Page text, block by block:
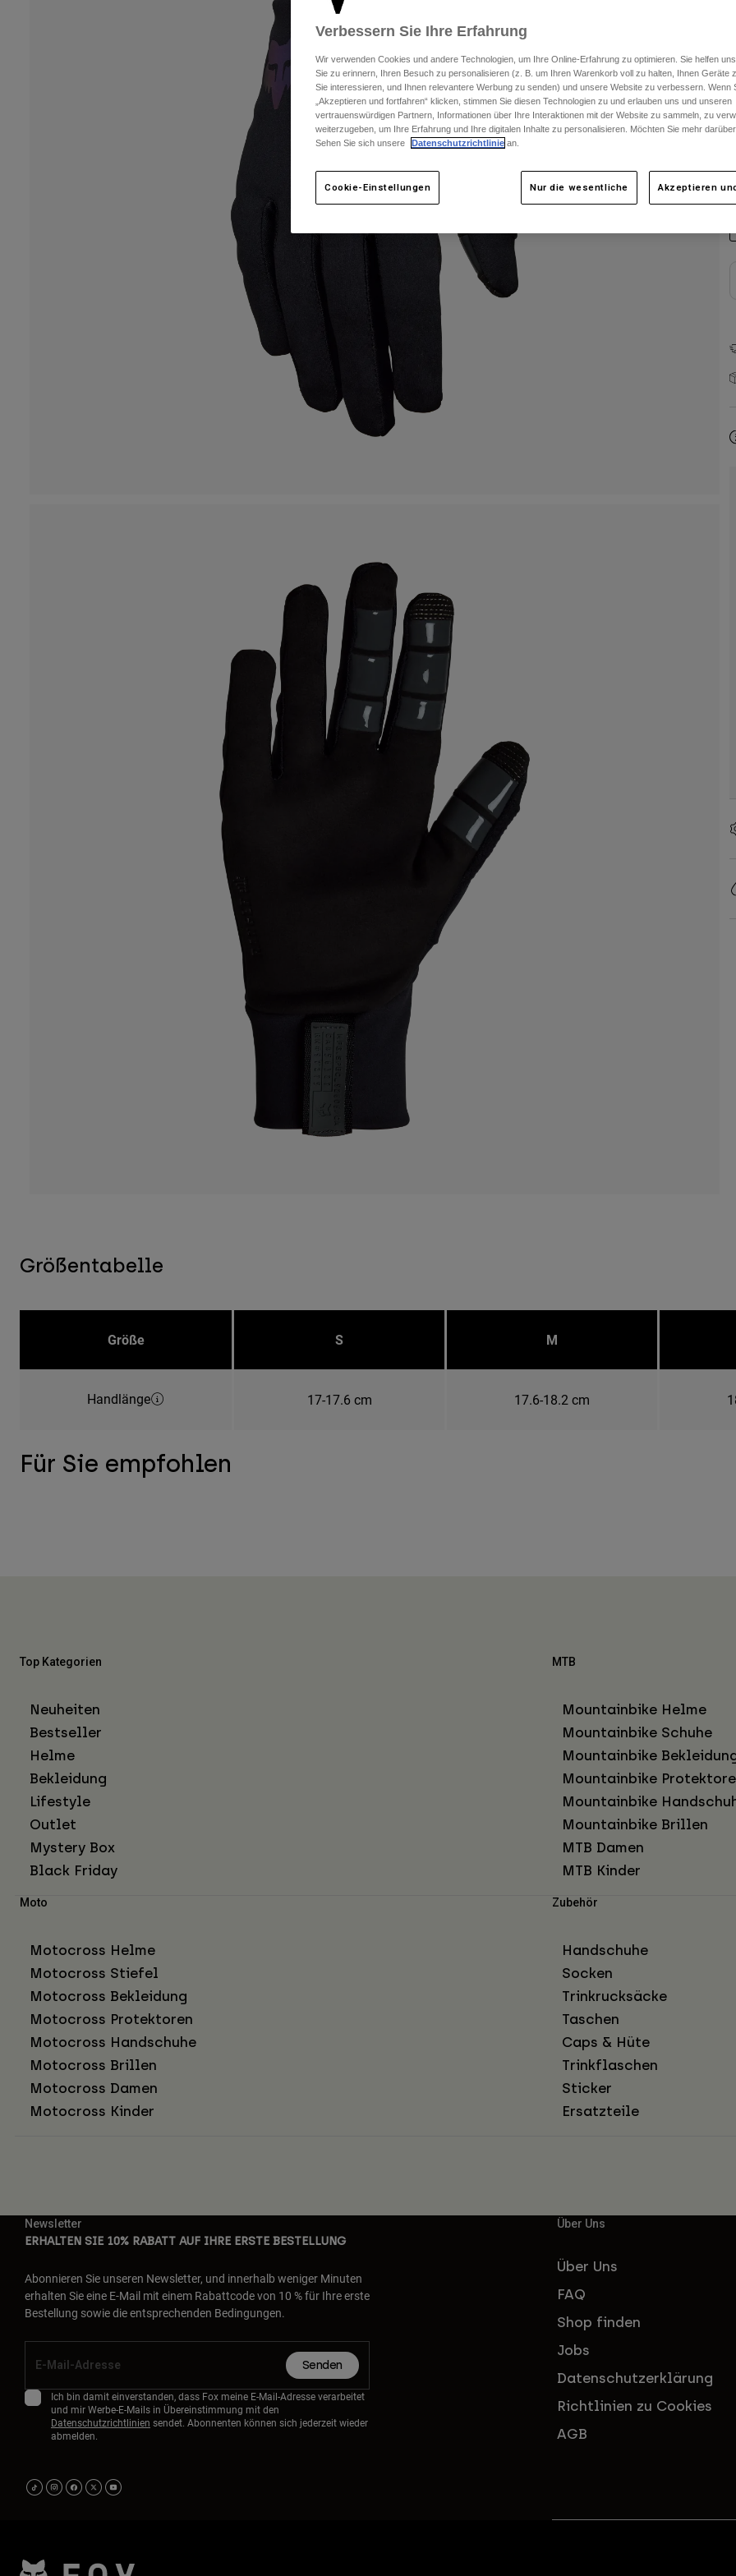
Größentabelle
Größe S M
Handlänge 17-17.6 cm 17.6-18.2 cm
Für Sie empfohlen
Top Kategorien
Neuheiten
Bestseller
Helme
Bekleidung
Lifestyle
Outlet
Mystery Box
Black Friday
MTB
Mountainbike Helme
Mountainbike Schuhe
Mountainbike
Mountainbike
Mountainbike
Mountainbike Brillen
MTB Damen
MTB Kinder
Moto
Motocross Helme
Motocross Stiefel
Motocross Bekleidung
Motocross Protektoren
Motocross Handschuhe
Motocross Brillen
Motocross Damen
Motocross Kinder
Zubehör
Handschuhe
Socken
Trinkrucksäcke
Taschen
Caps & Hüte
Trinkflaschen
Sticker
Ersatzteile
Newsletter
ERHALTEN SIE 10% RABATT AUF IHRE ERSTE BESTELLUNG
Abonnieren Sie unseren Newsletter, und innerhalb weniger Minuten
erhalten Sie eine E-Mail mit einem Rabattcode von 10 % für Ihre erste
Bestellung sowie die entsprechenden Bedingungen.
Senden
Ich bin damit einverstanden, dass Fox meine E-Mail-Adresse verarbeitet
und mir Werbe-E-Mails in Übereinstimmung mit den
Datenschutzrichtlinien sendet. Abonnenten können sich jederzeit wieder
abmelden.
Über Uns
Über Uns
FAQ
Shop finden
Jobs
Datenschutzerklärung
Richtlinien zu Cookies
AGB
Verbessern Sie Ihre Erfahrung
Wir verwenden Cookies und andere Technologien, um Ihre Online-Erfahrung zu optimieren. Sie helfen
Sie zu erinnern, Ihren Besuch zu personalisieren (z. B. um Ihren Warenkorb voll zu halten, Ihnen Geräte
Sie interessieren, und Ihnen relevantere Werbung zu senden) und unsere Website zu verbessern. Wenn
„Akzeptieren und fortfahren“ klicken, stimmen Sie diesen Technologien zu und erlauben uns und unseren
vertrauenswürdigen Partnern, Informationen über Ihre Interaktionen mit der Website zu sammeln, zu
weiterzugeben, um Ihre Erfahrung und Ihre digitalen Inhalte zu personalisieren. Möchten Sie mehr
Sehen Sie sich unsere
Datenschutzrichtlinie an.
Cookie-Einstellungen Nur die wesentliche Akzeptieren